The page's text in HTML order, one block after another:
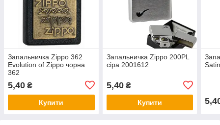
Запальничка Zippo 362
Evolution of Zippo чорна
362
5,40 ₴
Купити
Запальничка Zippo 200PL
сіра 2001612
5,40₴
Купити